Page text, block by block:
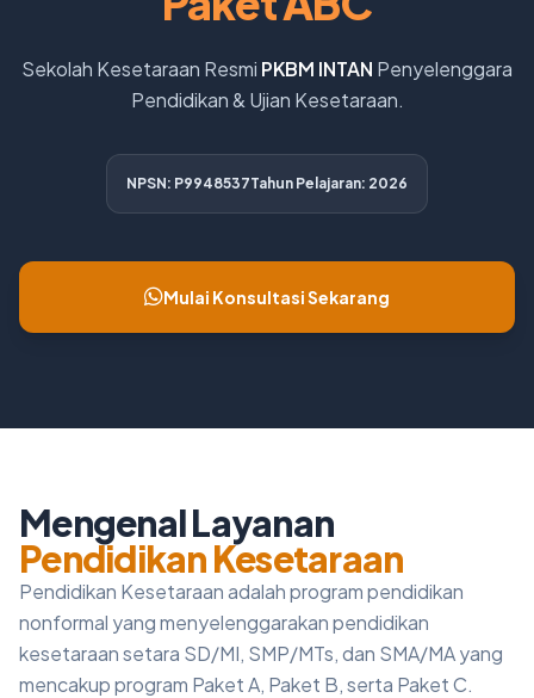
Sekolah Kesetaraan Resmi PKBM INTAN Penyelenggara
Pendidikan & Ujian Kesetaraan.
NPSN: P9948537Tahun Pelajaran: 2026
Mulai Konsultasi Sekarang
Mengenal Layanan
Pendidikan Kesetaraan
Pendidikan Kesetaraan adalah program pendidikan
nonformal yang menyelenggarakan pendidikan
kesetaraan setara SD/MI, SMP/MTs, dan SMA/MA yang
mencakup program Paket A, Paket B, serta Paket C.